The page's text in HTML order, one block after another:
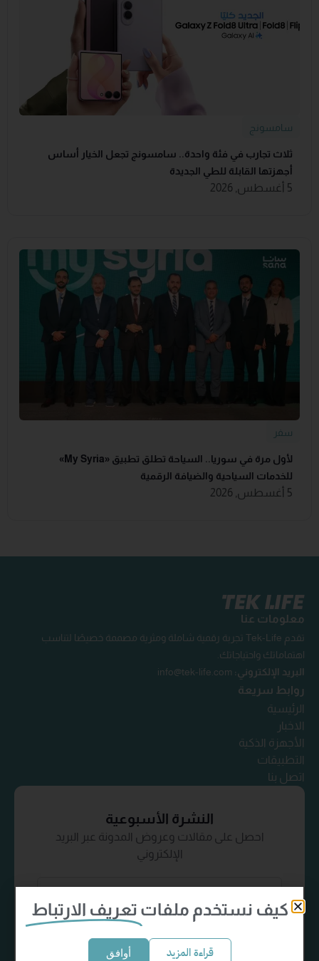
سامسونج
ثلاث تجارب في فئة واحدة.. سامسونج تجعل الخيار أساس
أجهزتها القابلة للطي الجديدة
5 أغسطس, 2026
سفر
لأول مرة في سوريا.. السياحة تطلق تطبيق «‏My Syria‏»
للخدمات السياحية والضيافة ‏الرقمية
5 أغسطس, 2026
معلومات عنا
تقدم Tek-Life تجربة رقمية شاملة ومثرية مصممة خصيصًا لتناسب
اهتماماتك واحتياجاتك.
البريد الإلكتروني: info@tek-life.com
روابط سريعة
الرئيسية
الاخبار
الأجهزة الذكية
التطبيقات
اتصل بنا
النشرة الأسبوعية
احصل على مقالات وعروض المدونة عبر البريد
الإلكتروني
إشترك الآن
كيف نستخدم ملفات تعريف الارتباط
قراءة المزيد أوافق